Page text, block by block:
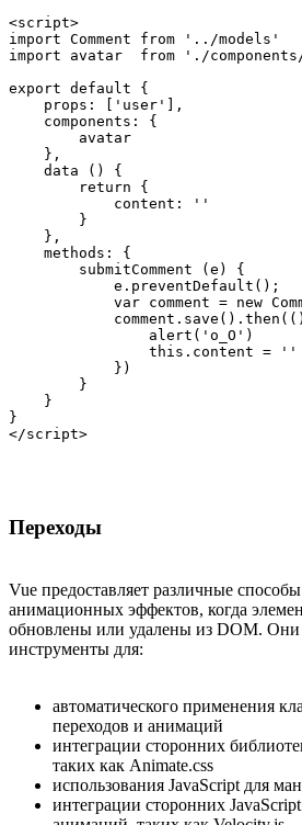
<script>
import Comment from '../models'
import avatar  from './
export default {
    props: ['user'],
    components: {
        avatar
    },
    data () {
        return {
            content: ''
        }
    },
    methods: {
        submitComment (e) {
            e.preventDefault();
var comment = new
                alert('o_O')
                this.content = ''
            })
        }
    }
}
</script>
Переходы
Vue предоставляет различные
анимационных эффектов, когда
обновлены или удалены из DOM. Они
инструменты для:
автоматического применения
переходов и анимаций
интеграции сторонних
таких как Animate.css
использования JavaScript для
интеграции сторонних